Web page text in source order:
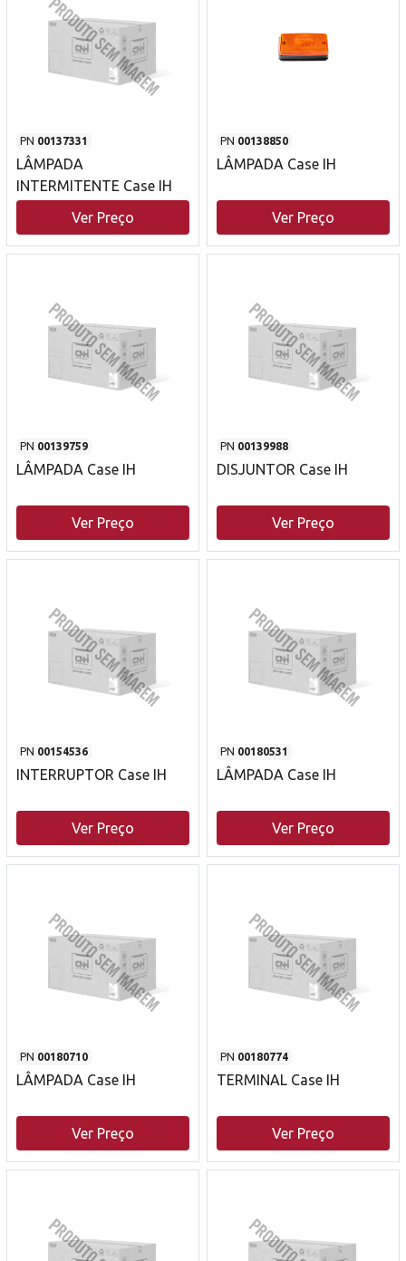
PN 00137331
LÂMPADA
INTERMITENTE Case IH
Ver Preço
PN 00138850
LÂMPADA Case IH
Ver Preço
PN 00139759
LÂMPADA Case IH
Ver Preço
PN 00139988
DISJUNTOR Case IH
Ver Preço
PN 00154536
INTERRUPTOR Case IH
Ver Preço
PN 00180531
LÂMPADA Case IH
Ver Preço
PN 00180710
LÂMPADA Case IH
Ver Preço
PN 00180774
TERMINAL Case IH
Ver Preço